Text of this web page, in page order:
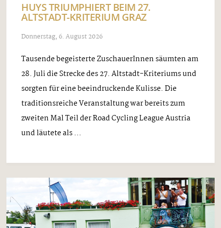
HUYS TRIUMPHIERT BEIM 27.
ALTSTADT-KRITERIUM GRAZ
Donnerstag, 6. August 2026
Tausende begeisterte ZuschauerInnen säumten am
28. Juli die Strecke des 27. Altstadt-Kriteriums und
sorgten für eine beeindruckende Kulisse. Die
traditionsreiche Veranstaltung war bereits zum
zweiten Mal Teil der Road Cycling League Austria
und läutete als ...